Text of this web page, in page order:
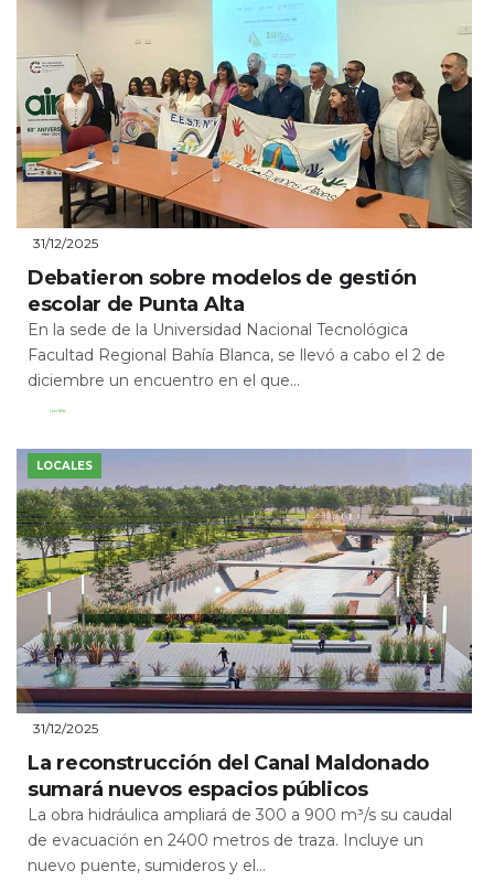
31/12/2025
Debatieron sobre modelos de gestión
escolar de Punta Alta
En la sede de la Universidad Nacional Tecnológica
Facultad Regional Bahía Blanca, se llevó a cabo el 2 de
diciembre un encuentro en el que...
Leer Más
LOCALES
31/12/2025
La reconstrucción del Canal Maldonado
sumará nuevos espacios públicos
La obra hidráulica ampliará de 300 a 900 m³/s su caudal
de evacuación en 2400 metros de traza. Incluye un
nuevo puente, sumideros y el...